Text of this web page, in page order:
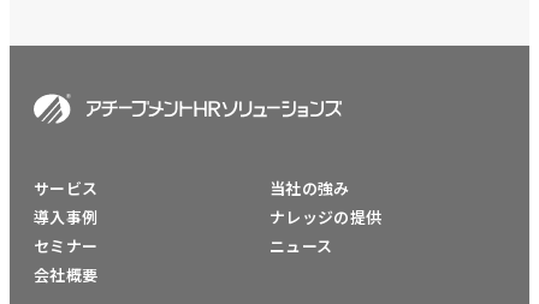
サービス
導入事例
セミナー
会社概要
当社の強み
ナレッジの提供
ニュース